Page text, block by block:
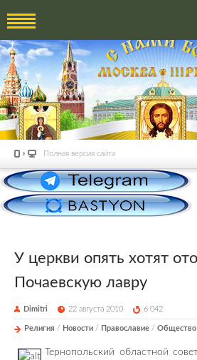
Полная версия сайта
У церкви опять хотят
Почаевскую лавру
Dimitri 22 августа 2010 6 042
Религия / Новости / Православие / Общество
Тернопольский областной